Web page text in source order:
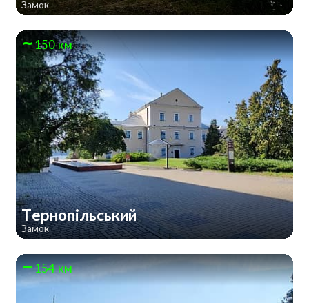
Замок
150 км
Тернопільський
Замок
154 км